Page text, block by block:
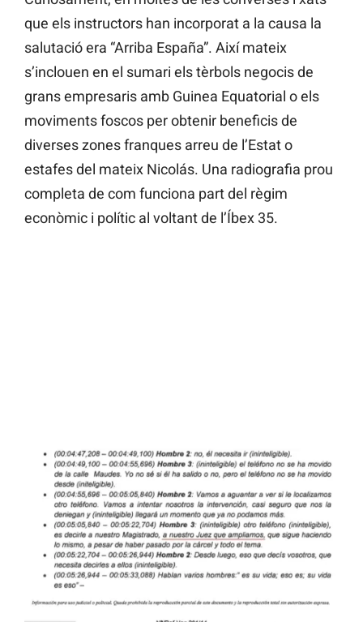
que els instructors han incorporat a la causa la
salutació era “Arriba España”. Així mateix
s’inclouen en el sumari els tèrbols negocis de
grans empresaris amb Guinea Equatorial o els
moviments foscos per obtenir beneficis de
diverses zones franques arreu de l’Estat o
estafes del mateix Nicolás. Una radiografia prou
completa de com funciona part del règim
econòmic i polític al voltant de l’Íbex 35.